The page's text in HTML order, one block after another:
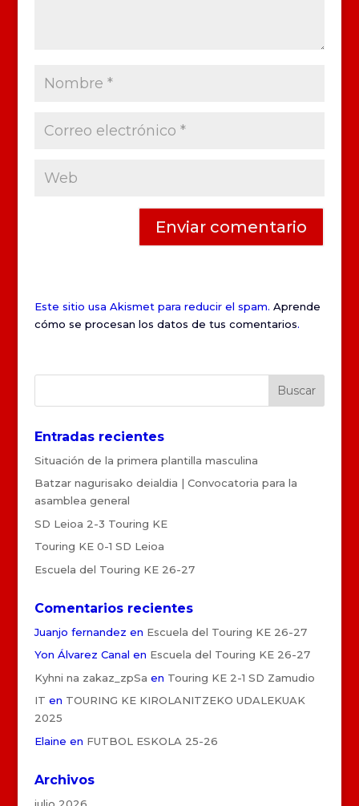
Este sitio usa Akismet para reducir el spam. Aprende
cómo se procesan los datos de tus comentarios.
Entradas recientes
Situación de la primera plantilla masculina
Batzar nagurisako deialdia | Convocatoria para la
asamblea general
SD Leioa 2-3 Touring KE
Touring KE 0-1 SD Leioa
Escuela del Touring KE 26-27
Comentarios recientes
Juanjo fernandez en Escuela del Touring KE 26-27
Yon Álvarez Canal en Escuela del Touring KE 26-27
Kyhni na zakaz_zpSa en Touring KE 2-1 SD Zamudio
IT en TOURING KE KIROLANITZEKO UDALEKUAK
2025
Elaine en FUTBOL ESKOLA 25-26
Archivos